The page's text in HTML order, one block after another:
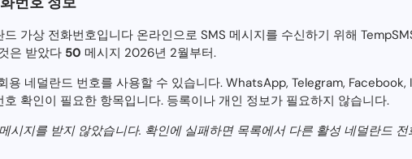
가상 전화번호입니다 온라인으로 SMS 메시지를 수신하기 위해
은 받았다 50 메시지 2026년 2월부터.
용 네덜란드 번호를 사용할 수 있습니다. WhatsApp, Telegram,
확인이 필요한 항목입니다. 등록이나 개인 정보가 필요하지 않습니다.
시지를 받지 않았습니다. 확인에 실패하면 목록에서 다른 활성 네덜란드